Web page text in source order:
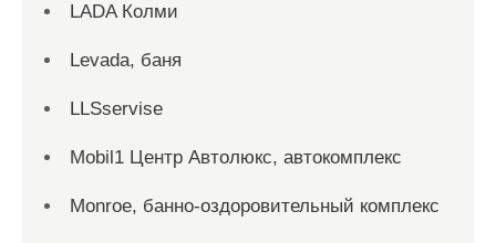
LADA Колми
Levada, баня
LLSservise
Mobil1 Центр Автолюкс, автокомплекс
Monroe, банно-оздоровительный комплекс